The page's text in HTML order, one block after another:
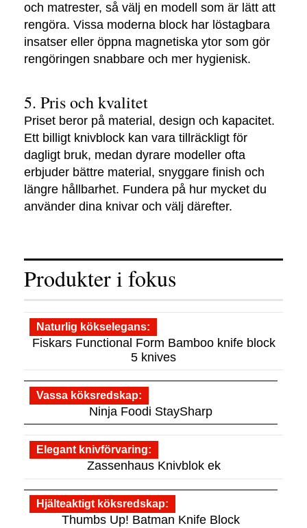
och matrester, så välj en modell som är lätt att
rengöra. Vissa moderna block har löstagbara
insatser eller öppna magnetiska ytor som gör
rengöringen snabbare och mer hygienisk.
5. Pris och kvalitet
Priset beror på material, design och kapacitet.
Ett billigt knivblock kan vara tillräckligt för
dagligt bruk, medan dyrare modeller ofta
erbjuder bättre material, snyggare finish och
längre hållbarhet. Fundera på hur mycket du
använder dina knivar och välj därefter.
Produkter i fokus
Naturlig kökselegans
Fiskars Functional Form Bamboo knife block
5 knives
Vassa köksredskap
Ninja Foodi StaySharp
Elegant knivförvaring
Zassenhaus Knivblok ek
Hjälteaktigt köksredskap
Thumbs Up! Batman Knife Block